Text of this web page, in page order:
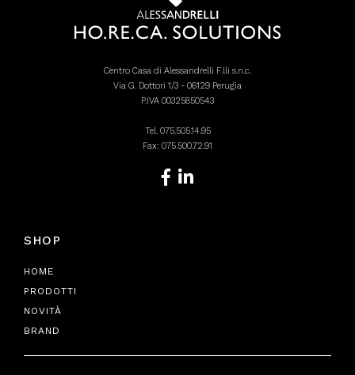
Centro Casa di Alessandrelli F.lli s.n.c.
Via G. Dottori 1/3 - 06129 Perugia
P.IVA 00325850543
Tel. 075.505.14.95
Fax: 075.500.72.91
SHOP
HOME
PRODOTTI
NOVITÀ
BRAND